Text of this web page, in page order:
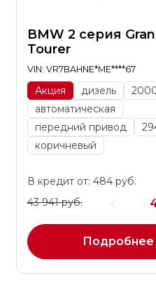
BMW 2 серия Gran
Tourer
VIN: VR7BAHNE*ME****67
Акция дизель
автоматическая
передний привод
коричневый
В кредит от: 484 руб.
43 941 руб.
Подробнее